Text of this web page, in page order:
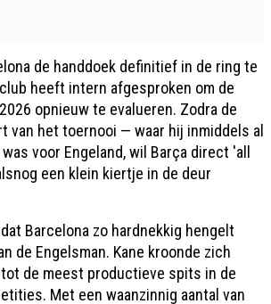
de handdoek definitief in de ring te
heeft intern afgesproken om de
opnieuw te evalueren. Zodra de
van het toernooi — waar hij inmiddels al
voor Engeland, wil Barça direct 'all
een klein kiertje in de deur
Barcelona zo hardnekkig hengelt
de Engelsman. Kane kroonde zich
de meest productieve spits in de
Met een waanzinnig aantal van